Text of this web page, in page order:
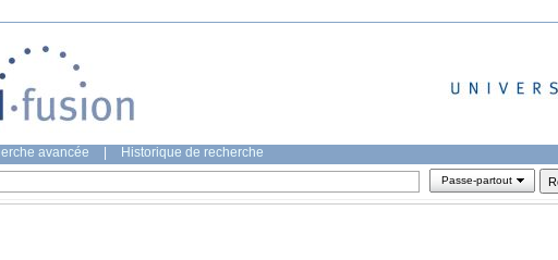
avancée Historique de recherche
Passe-partout